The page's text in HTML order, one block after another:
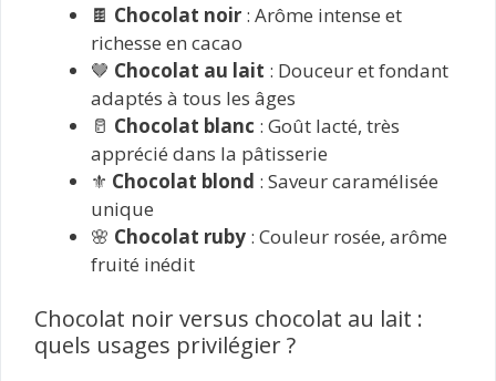
🍫 Chocolat noir : Arôme intense et
richesse en cacao
🤎 Chocolat au lait : Douceur et fondant
adaptés à tous les âges
🥛 Chocolat blanc : Goût lacté, très
apprécié dans la pâtisserie
⚜️ Chocolat blond : Saveur caramélisée
unique
🌸 Chocolat ruby : Couleur rosée, arôme
fruité inédit
Chocolat noir versus chocolat au lait :
quels usages privilégier ?